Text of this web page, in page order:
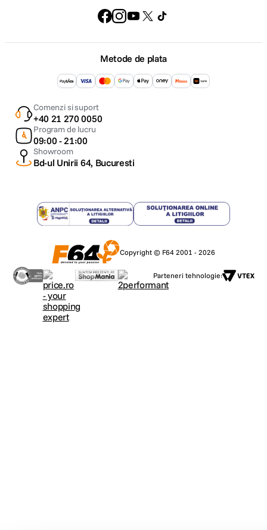
Metode de plata
Comenzi si suport
+40 21 270 0050
Program de lucru
09:00 - 21:00
Showroom
Bd-ul Unirii 64, Bucuresti
Copyright © F64 2001 - 2026
Parteneri tehnologie: